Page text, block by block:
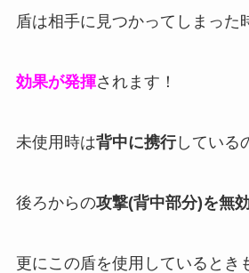
盾は相手に見つかってしまった
効果が発揮されます！
未使用時は背中に携行している
後ろからの攻撃(背中部分)を無
更にこの盾を使用しているとき